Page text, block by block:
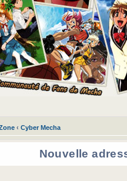
‹ Cyber Mecha
Nouvelle